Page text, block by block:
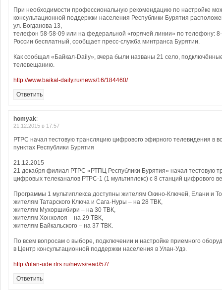
При необходимости профессиональную рекомендацию по настройке
консультационной поддержки населения Республики Бурятия
ул. Богданова 13,
телефон 58-58-09 или на федеральной «горячей линии» по телефону:
России бесплатный, сообщает пресс-служба минтранса Бурятии.
Как сообщал «Байкал-Daily», вчера были названы 21 село,
телевещанию.
http://www.baikal-daily.ru/news/16/184460/
Ответить
homyak:
21.12.2015 в 17:57
РТРС начал тестовую трансляцию цифрового эфирного телевидения в
пунктах Республики Бурятия
21.12.2015
21 декабря филиал РТРС «РТПЦ Республики Бурятия» начал тестовую
цифровых телеканалов РТРС-1 (1 мультиплекс) с 8 станций цифрового
Программы 1 мультиплекса доступны жителям Окино-Ключей, Елани и
жителям Татарского Ключа и Сага-Нуры – на 28 ТВК,
жителям Мухоршибири – на 30 ТВК,
жителям Хонхолоя – на 29 ТВК,
жителям Байкальского – на 37 ТВК.
По всем вопросам о выборе, подключении и настройке приемного
в Центр консультационной поддержки населения в Улан-Удэ.
http://ulan-ude.rtrs.ru/news/read/57/
Ответить